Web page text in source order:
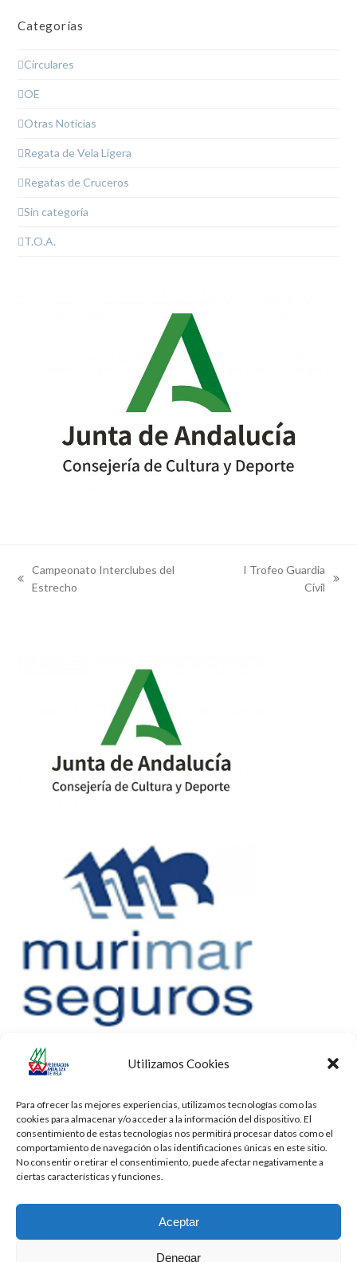
Utilizamos Cookies
Para ofrecer las mejores experiencias, utilizamos tecnologías como las
cookies para almacenar y/o acceder a la información del dispositivo. El
consentimiento de estas tecnologías nos permitirá procesar datos como el
comportamiento de navegación o las identificaciones únicas en este sitio.
No consentir o retirar el consentimiento, puede afectar negativamente a
ciertas características y funciones.
Aceptar
Denegar
Categorías
Circulares
OE
Otras Noticias
Regata de Vela Ligera
Regatas de Cruceros
Sin categoría
T.O.A.
previous
Campeonato Interclubes del
Estrecho
I Trofeo Guardia
Civil